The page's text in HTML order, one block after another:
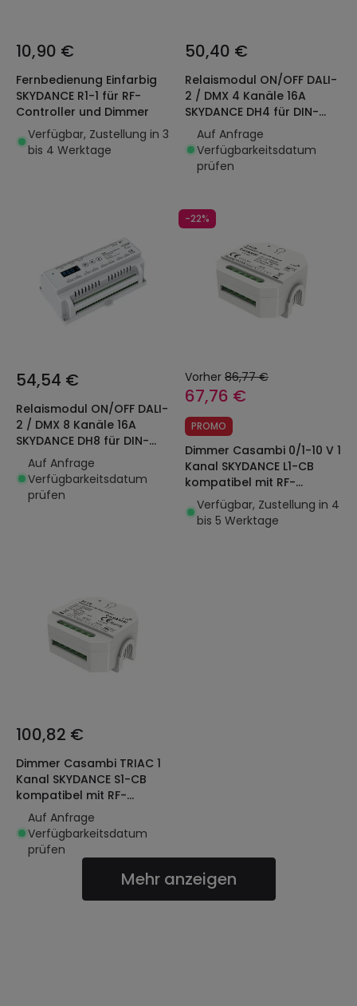
10,90 €
Fernbedienung Einfarbig
SKYDANCE R1-1 für RF-
Controller und Dimmer
Verfügbar, Zustellung in 3
bis 4 Werktage
50,40 €
Relaismodul ON/OFF DALI-
2 / DMX 4 Kanäle 16A
SKYDANCE DH4 für DIN-
Schiene
Auf Anfrage
Verfügbarkeitsdatum
prüfen
54,54 €
Relaismodul ON/OFF DALI-
2 / DMX 8 Kanäle 16A
SKYDANCE DH8 für DIN-
Schiene
Auf Anfrage
Verfügbarkeitsdatum
prüfen
-22%
Vorher 86,77 €
67,76 €
PROMO
Dimmer Casambi 0/1-10 V 1
Kanal SKYDANCE L1-CB
kompatibel mit RF-
Fernbedienung und
Drucktaster
Verfügbar, Zustellung in 4
bis 5 Werktage
100,82 €
Dimmer Casambi TRIAC 1
Kanal SKYDANCE S1-CB
kompatibel mit RF-
Fernbedienung und
Drucktaster
Auf Anfrage
Verfügbarkeitsdatum
prüfen
Mehr anzeigen